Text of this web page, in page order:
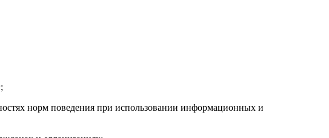
норм поведения при использовании информационных и